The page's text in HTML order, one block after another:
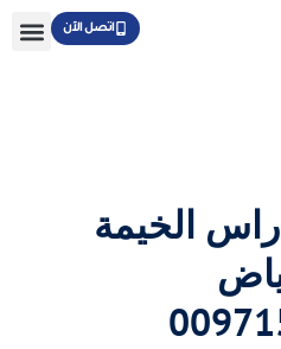
اتصل الآن
الخيمة